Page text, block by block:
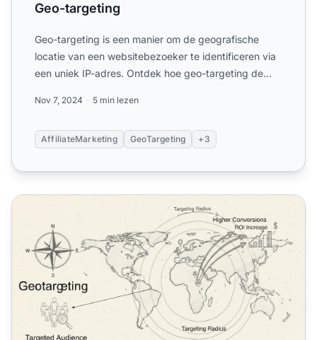
Geo-targeting
Geo-targeting is een manier om de geografische
locatie van een websitebezoeker te identificeren via
een uniek IP-adres. Ontdek hoe geo-targeting de
Nov 7, 2024 5 min lezen
AffiliateMarketing GeoTargeting +3
Is geotargeting effectief voor affiliatemarketing?